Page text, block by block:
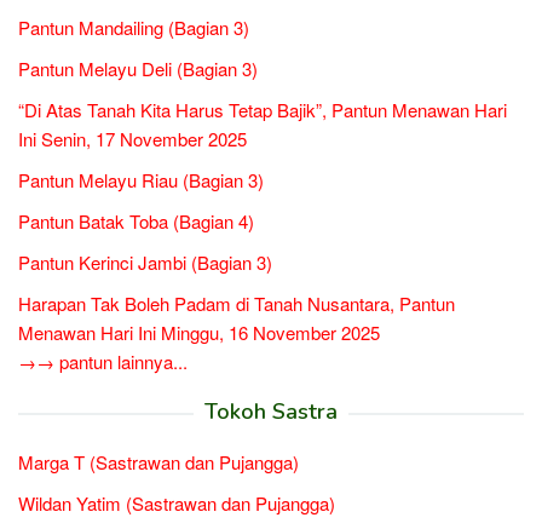
Pantun Mandailing (Bagian 3)
Pantun Melayu Deli (Bagian 3)
“Di Atas Tanah Kita Harus Tetap Bajik”, Pantun Menawan Hari
Ini Senin, 17 November 2025
Pantun Melayu Riau (Bagian 3)
Pantun Batak Toba (Bagian 4)
Pantun Kerinci Jambi (Bagian 3)
Harapan Tak Boleh Padam di Tanah Nusantara, Pantun
Menawan Hari Ini Minggu, 16 November 2025
→→ pantun lainnya...
Tokoh Sastra
Marga T (Sastrawan dan Pujangga)
Wildan Yatim (Sastrawan dan Pujangga)